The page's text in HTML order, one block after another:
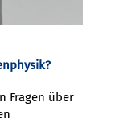
Fragen über